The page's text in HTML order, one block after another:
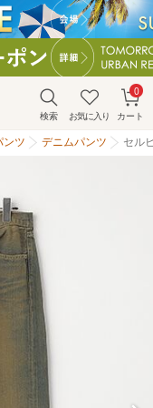
検索 お気に入り カート
0
ンツ デニムパンツ セル